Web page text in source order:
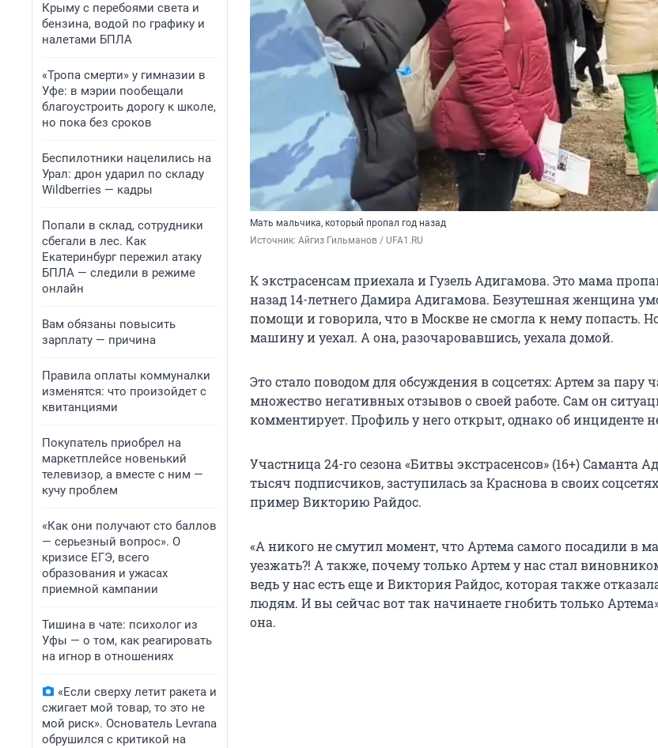
Крыму с перебоями света и
бензина, водой по графику и
налетами БПЛА
«Тропа смерти» у гимназии в
Уфе: в мэрии пообещали
благоустроить дорогу к школе,
но пока без сроков
Беспилотники нацелились на
Урал: дрон ударил по складу
Wildberries — кадры
Попали в склад, сотрудники
сбегали в лес. Как
Екатеринбург пережил атаку
БПЛА — следили в режиме
онлайн
Вам обязаны повысить
зарплату — причина
Правила оплаты коммуналки
изменятся: что произойдет с
квитанциями
Покупатель приобрел на
маркетплейсе новенький
телевизор, а вместе с ним —
кучу проблем
«Как они получают сто баллов
— серьезный вопрос». О
кризисе ЕГЭ, всего
образования и ужасах
приемной кампании
Тишина в чате: психолог из
Уфы — о том, как реагировать
на игнор в отношениях
«Если сверху летит ракета и
сжигает мой товар, то это не
мой риск». Основатель Levrana
обрушился с критикой на
Мать мальчика, который пропал год назад
Источник: Айгиз Гильманов / UFA1.RU
К экстрасенсам приехала и Гузель Адигамова. Это мама
назад 14-летнего Дамира Адигамова. Безутешная женщина
помощи и говорила, что в Москве не смогла к нему попасть.
машину и уехал. А она, разочаровавшись, уехала домой.
Это стало поводом для обсуждения в соцсетях: Артем за пару
множество негативных отзывов о своей работе. Сам он
комментирует. Профиль у него открыт, однако об инциденте
Участница 24-го сезона «Битвы экстрасенсов» (16+) Саманта
тысяч подписчиков, заступилась за Краснова в своих
пример Викторию Райдос.
«А никого не смутил момент, что Артема самого посадили в
уезжать?! А также, почему только Артем у нас стал
ведь у нас есть еще и Виктория Райдос, которая также
людям. И вы сейчас вот так начинаете гнобить только
она.